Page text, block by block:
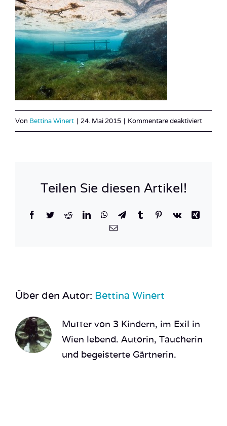
Von Bettina Winert | 24. Mai 2015 | Kommentare deaktiviertfür
Teilen Sie diesen Artikel!
Facebook
TwitterRedditLinkedInWhatsApp
TelegramTumblrPinterest
Vk
Xing
E-
Über den Autor: Bettina Winert
Mutter von 3 Kindern, im Exil in
Wien lebend. Autorin, Taucherin
und begeisterte Gärtnerin.